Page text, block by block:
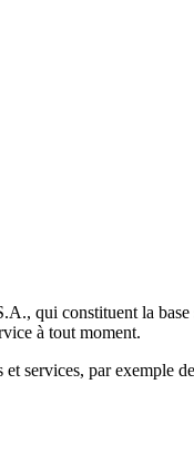
qui constituent la base
à tout moment.
par exemple